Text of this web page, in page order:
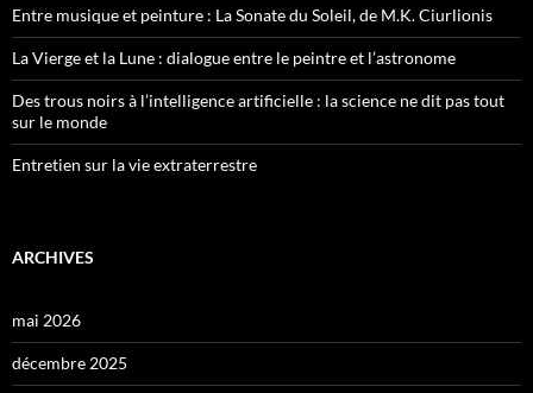
Entre musique et peinture : La Sonate du Soleil, de M.K. Ciurlionis
La Vierge et la Lune : dialogue entre le peintre et l’astronome
Des trous noirs à l’intelligence artificielle : la science ne dit pas tout
sur le monde
Entretien sur la vie extraterrestre
ARCHIVES
mai 2026
décembre 2025